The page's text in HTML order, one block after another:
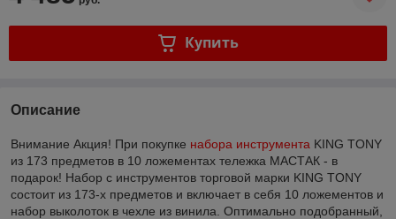
Купить
Описание
Внимание Акция! При покупке набора инструмента KING TONY
из 173 предметов в 10 ложементах тележка МАСТАК - в
подарок! Набор с инструментов торговой марки KING TONY
состоит из 173-х предметов и включает в себя 10 ложементов и
набор выколоток в чехле из винила. Оптимально подобранный,